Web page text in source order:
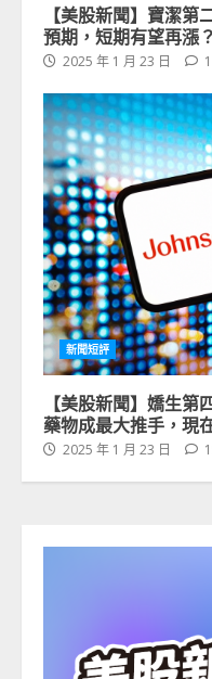
【美股新聞】寶潔
預期，短期有望再漲？
2025 年 1 月 23 日
新聞短評
【美股新聞】嬌生
藥物成最大推手，現
2025 年 1 月 23 日